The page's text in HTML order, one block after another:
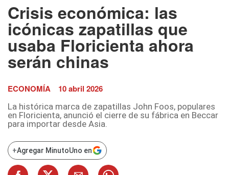
Crisis económica: las
icónicas zapatillas que
usaba Floricienta ahora
serán chinas
ECONOMÍA 10 abril 2026
La histórica marca de zapatillas John Foos, populares
en Floricienta, anunció el cierre de su fábrica en Beccar
para importar desde Asia.
+Agregar MinutoUno en